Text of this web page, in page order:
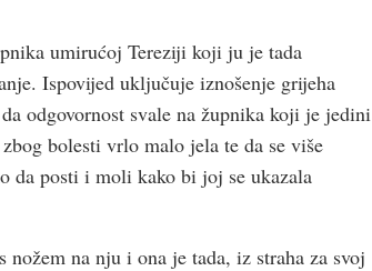
umirućoj Tereziji koji ju je tada
Ispovijed uključuje iznošenje grijeha
odgovornost svale na župnika koji je jedini
bolesti vrlo malo jela te da se više
da posti i moli kako bi joj se ukazala
na nju i ona je tada, iz straha za svoj